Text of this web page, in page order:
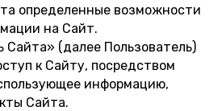
определенные возможности
на Сайт.
Сайта» (далее Пользователь)
к Сайту, посредством
информацию,
Сайта.